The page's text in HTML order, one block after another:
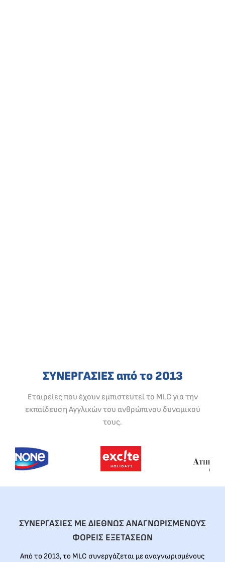
ΣΥΝΕΡΓΑΣΙΕΣ από το 2013
Εταιρείες που έχουν εμπιστευτεί το MLC για την
εκπαίδευση Αγγλικών του ανθρώπινου δυναμικού
τους.
ΣΥΝΕΡΓΑΣΙΕΣ ΜΕ ΔΙΕΘΝΩΣ ΑΝΑΓΝΩΡΙΣΜΕΝΟΥΣ
ΦΟΡΕΙΣ ΕΞΕΤΑΣΕΩΝ
Από το 2013, το MLC συνεργάζεται με αναγνωρισμένους